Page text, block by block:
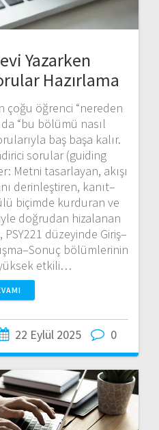
Yazarken
Hazırlama
çoğu öğrenci “nereden
da “bu bölümü nasıl
baş başa kalır.
sorular (guiding
Metni tasarlayan, akışı
derinleştiren, kanıt–
biçimde kurduran ve
doğrudan hizalanan
düzeyinde Giriş–
bölümlerinin
etkili…
22 Eylül 2025 0